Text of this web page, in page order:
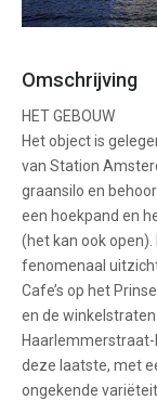
Omschrijving
HET GEBOUW
Het object is
van Station
graansilo en
een hoekpand en
(het kan ook
fenomenaal
Cafe’s op het
en de
Haarlemmerstraat-
deze laatste, met
ongekende